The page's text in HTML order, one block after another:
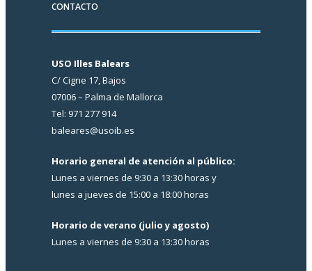
CONTACTO
USO Illes Balears
C/ Cigne 17, Bajos
07006 – Palma de Mallorca
Tel: 971 277 914
baleares@usoib.es
Horario general de atención al público:
Lunes a viernes de 9:30 a 13:30 horas y
lunes a jueves de 15:00 a 18:00 horas
Horario de verano (julio y agosto)
Lunes a viernes de 9:30 a 13:30 horas